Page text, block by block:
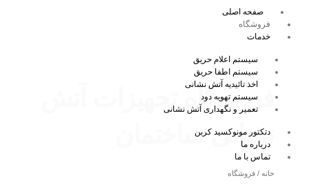
صفحه اصلی
فروشگاه
خدمات
سیستم اعلام حریق
سیستم اطفا حریق
اخذ تائیدیه آتش نشانی
سیستم تهویه دود
تعمیر و نگهداری آتش نشانی
دتکتور مونوکسید کربن
درباره ما
تماس با ما
فروشگاه تجهیزات آتش
نشانی ساختمان
خانه / فروشگاه